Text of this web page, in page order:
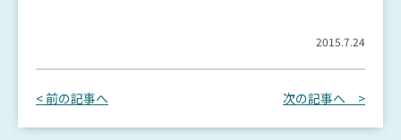
2015.7.24
< 前の記事へ 次の記事へ >